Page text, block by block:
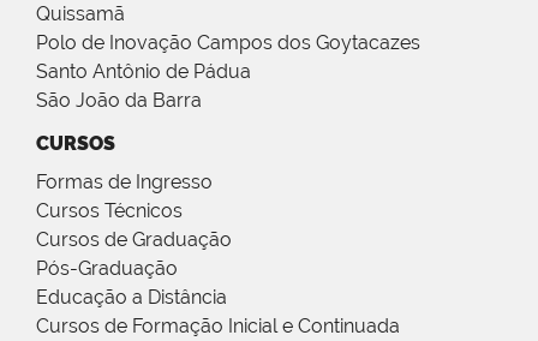
Quissamã
Polo de Inovação Campos dos Goytacazes
Santo Antônio de Pádua
São João da Barra
CURSOS
Formas de Ingresso
Cursos Técnicos
Cursos de Graduação
Pós-Graduação
Educação a Distância
Cursos de Formação Inicial e Continuada